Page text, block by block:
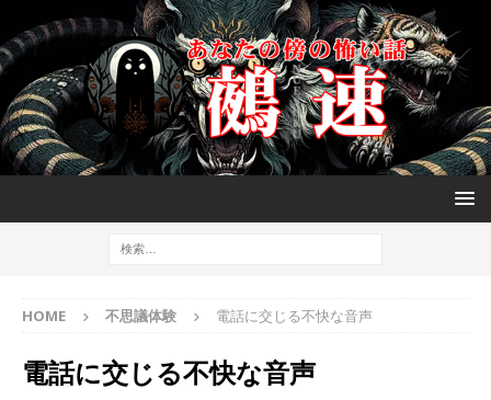
HOME 不思議体験 電話に交じる不快な音声
電話に交じる不快な音声